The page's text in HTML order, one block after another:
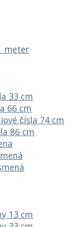
meter
33 cm
66 cm
čísla 74 cm
86 cm
13 cm